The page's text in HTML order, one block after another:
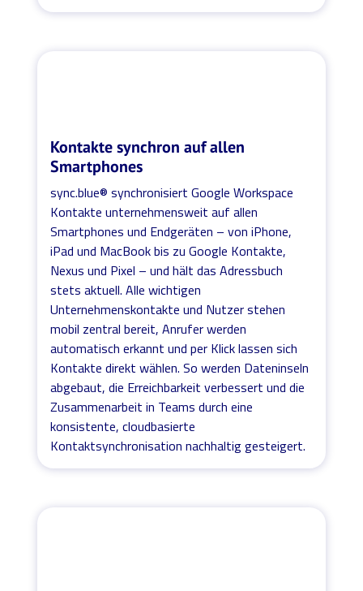
Kontakte synchron auf allen
Smartphones
sync.blue® synchronisiert Google Workspace
Kontakte unternehmensweit auf allen
Smartphones und Endgeräten – von iPhone,
iPad und MacBook bis zu Google Kontakte,
Nexus und Pixel – und hält das Adressbuch
stets aktuell. Alle wichtigen
Unternehmenskontakte und Nutzer stehen
mobil zentral bereit, Anrufer werden
automatisch erkannt und per Klick lassen sich
Kontakte direkt wählen. So werden Dateninseln
abgebaut, die Erreichbarkeit verbessert und die
Zusammenarbeit in Teams durch eine
konsistente, cloudbasierte
Kontaktsynchronisation nachhaltig gesteigert.